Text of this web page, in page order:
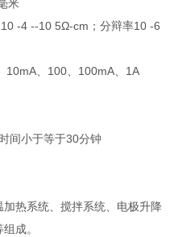
米
-4 --10 5Ω-cm；分辩率10 -6
10mA、100、100mA、1A
间小于等于30分钟
热系统、搅拌系统、电极升降
成。